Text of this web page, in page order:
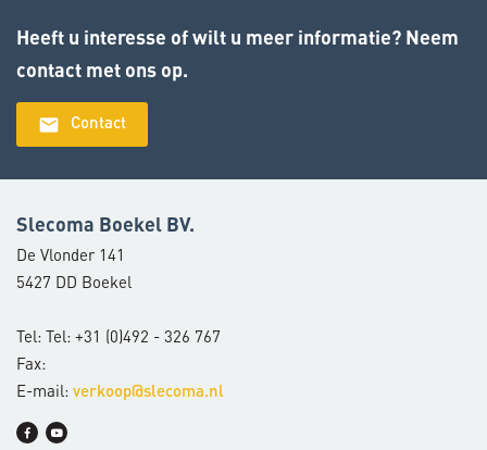
Heeft u interesse of wilt u meer informatie? Neem
contact met ons op.
email Contact
Slecoma Boekel BV.
De Vlonder 141
5427 DD Boekel
Tel: Tel: +31 (0)492 - 326 767
Fax:
E-mail: verkoop@slecoma.nl